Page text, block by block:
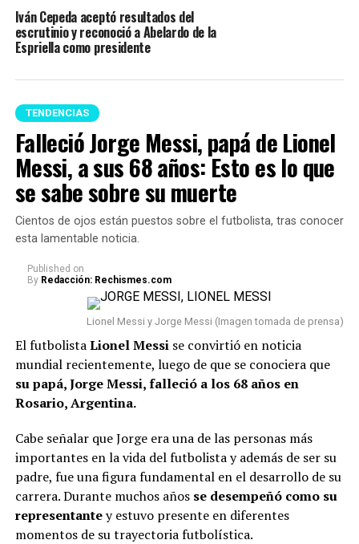
Iván Cepeda aceptó resultados del
escrutinio y reconoció a Abelardo de la
Espriella como presidente
TENDENCIAS
Falleció Jorge Messi, papá de Lionel
Messi, a sus 68 años: Esto es lo que
se sabe sobre su muerte
Cientos de ojos están puestos sobre el futbolista, tras conocer
esta lamentable noticia.
Published on
By Redacción: Rechismes.com
Lionel Messi y Jorge Messi (Imagen tomada de prensa)
El futbolistaLionel Messise convirtió en noticia
mundial recientemente, luego de que se conociera que
su papá, Jorge Messi, falleció a los 68 años en
Rosario, Argentina.
Cabe señalar que Jorge era una de las personas más
importantes en la vida del futbolista y además de ser su
padre, fue una figura fundamental en el desarrollo de su
carrera. Durante muchos añosse desempeñó como su
representantey estuvo presente en diferentes
momentos de su trayectoria futbolística.